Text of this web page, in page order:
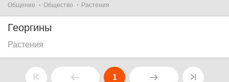
Общение Общество Растения
Георгины
Растения
1